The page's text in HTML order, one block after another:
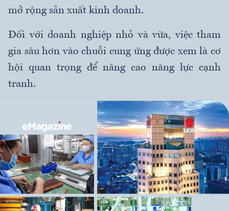
mở rộng sản xuất kinh doanh.
Đối với doanh nghiệp nhỏ và vừa, việc tham
gia sâu hơn vào chuỗi cung ứng được xem là cơ
hội quan trọng để nâng cao năng lực cạnh
tranh.